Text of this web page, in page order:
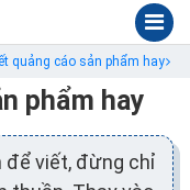
quảng cáo sản phẩm hay
phẩm hay
để viết, đừng chỉ